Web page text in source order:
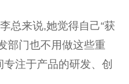
总来说,她觉得自己“获
部门也不用做这些重
注于产品的研发、创